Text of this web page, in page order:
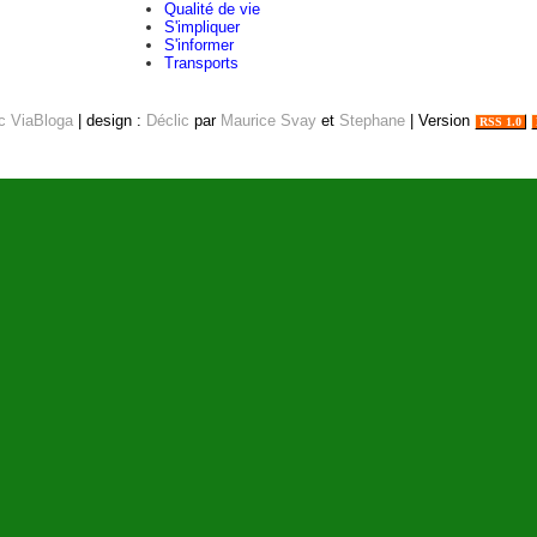
Qualité de vie
S'impliquer
S'informer
Transports
ViaBloga | design : Déclic par Maurice Svay et Stephane | Version RSS 1.0